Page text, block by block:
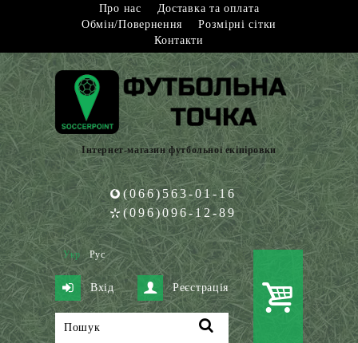
Про нас
Доставка та оплата
Обмін/Повернення
Розмірні сітки
Контакти
Інтернет-магазин футбольної екіпіровки
(066)563-01-16
(096)096-12-89
Укр Рус
Вхід Реєстрація